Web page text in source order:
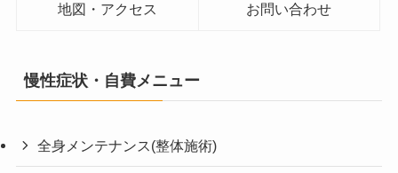
地図・アクセス お問い合わせ
慢性症状・自費メニュー
全身メンテナンス(整体施術)